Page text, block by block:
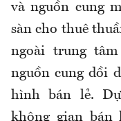
và nguồn cung
sàn cho thuê
ngoài trung
nguồn cung dồi
hình bán lẻ.
không gian bán